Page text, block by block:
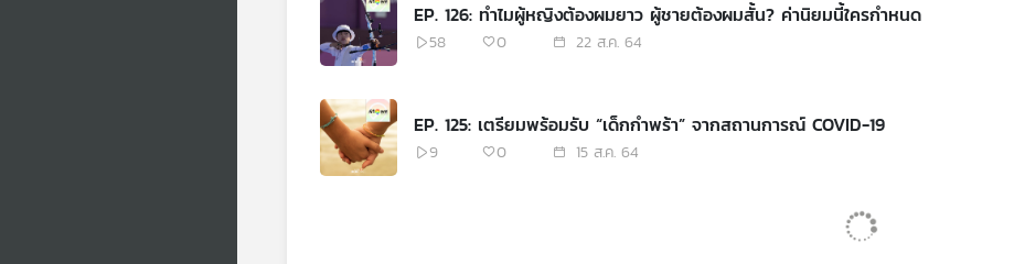
EP. 126: ทำไมผู้หญิงต้องผมยาว ผู้ชายต้องผมสั้น? ค่านิยมนี้ใครกำหนด
58 0 22 ส.ค. 64
EP. 125: เตรียมพร้อมรับ “เด็กกำพร้า” จากสถานการณ์ COVID-19
9 0 15 ส.ค. 64